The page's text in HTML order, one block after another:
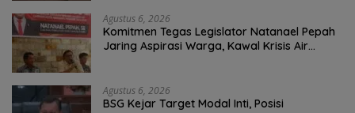
Agustus 6, 2026
Komitmen Tegas Legislator Natanael Pepah
Jaring Aspirasi Warga, Kawal Krisis Air
Agustus 6, 2026
BSG Kejar Target Modal Inti, Posisi